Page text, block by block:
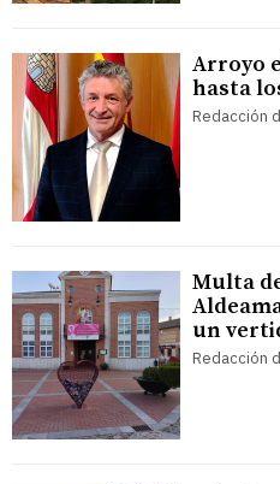
Arroyo
hasta
Redacción
Multa
un
Redacción